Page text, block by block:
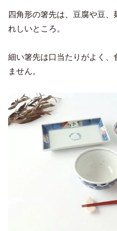
四角形の箸先は、豆腐や豆
れしいところ。
細い箸先は口当たりがよく、
ません。